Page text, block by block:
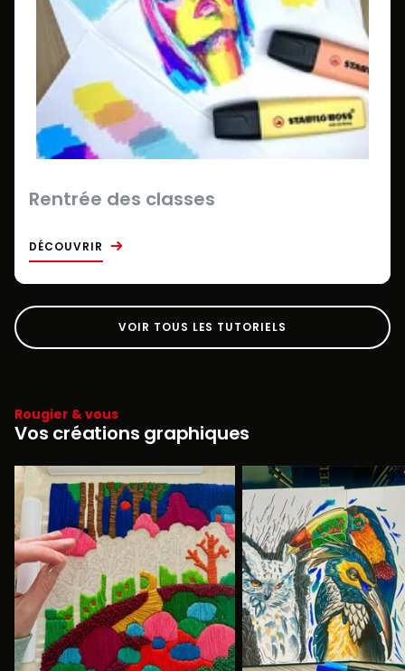
Rentrée des classes
DÉCOUVRIR
VOIR TOUS LES TUTORIELS
Rougier & vous
Vos créations graphiques